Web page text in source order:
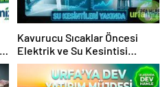
Kavurucu Sıcaklar Öncesi
Elektrik ve Su Kesintisi
Alarmı!